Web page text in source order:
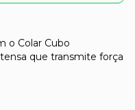
o Colar Cubo
que transmite força